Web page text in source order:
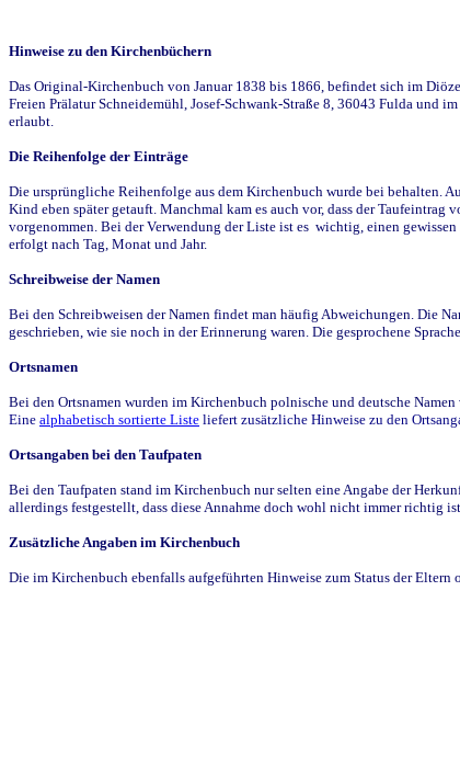
Hinweise zu den Kirchenbüchern
Das Original-Kirchenbuch von Januar 1838 bis 1866, befindet sich im
Freien Prälatur Schneidemühl, Josef-Schwank-Straße 8, 36043 Fulda und
erlaubt.
Die Reihenfolge der Einträge
Die ursprüngliche Reihenfolge aus dem Kirchenbuch wurde bei behalten.
Kind eben später getauft. Manchmal kam es auch vor, dass der
vorgenommen. Bei der Verwendung der Liste ist es wichtig, einen
erfolgt nach Tag, Monat und Jahr.
Schreibweise der Namen
Bei den Schreibweisen der Namen findet man häufig Abweichungen. Die
geschrieben, wie sie noch in der Erinnerung waren. Die gesprochene
Ortsnamen
Bei den Ortsnamen wurden im Kirchenbuch polnische und deutsche
Eine alphabetisch sortierte Liste liefert zusätzliche Hinweise zu den
Ortsangaben bei den Taufpaten
Bei den Taufpaten stand im Kirchenbuch nur selten eine Angabe der
allerdings festgestellt, dass diese Annahme doch wohl nicht immer richtig
Zusätzliche Angaben im Kirchenbuch
Die im Kirchenbuch ebenfalls aufgeführten Hinweise zum Status der Eltern